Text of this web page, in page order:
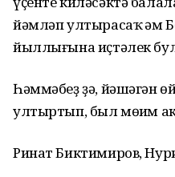
йәмләп ултырасаҡ һәм
йыллығына иҫтәлек
Һәммәбеҙ ҙә, йәшәгән
ултыртып, был мөһим
Ринат Биктимиров,